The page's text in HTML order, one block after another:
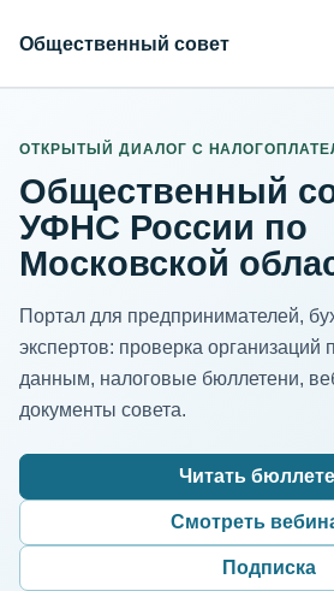
Общественный совет
ОТКРЫТЫЙ ДИАЛОГ С
Общественный
УФНС России по
Московской
Портал для предпринимателей,
экспертов: проверка организаций
данным, налоговые бюллетени,
документы совета.
Читать
Смотреть
Подписка
ИНН организации
Адрес для нормализации